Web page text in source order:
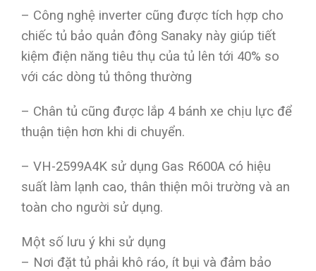
– Công nghệ inverter cũng được tích hợp cho
chiếc tủ bảo quản đông Sanaky này giúp tiết
kiệm điện năng tiêu thụ của tủ lên tới 40% so
với các dòng tủ thông thường
– Chân tủ cũng được lắp 4 bánh xe chịu lực để
thuận tiện hơn khi di chuyển.
– VH-2599A4K sử dụng Gas R600A có hiệu
suất làm lạnh cao, thân thiện môi trường và an
toàn cho người sử dụng.
Một số lưu ý khi sử dụng
– Nơi đặt tủ phải khô ráo, ít bụi và đảm bảo